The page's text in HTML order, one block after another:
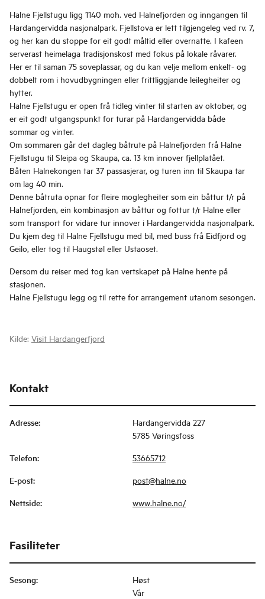
Halne Fjellstugu ligg 1140 moh. ved Halnefjorden og inngangen til
Hardangervidda nasjonalpark. Fjellstova er lett tilgjengeleg ved rv. 7,
og her kan du stoppe for eit godt måltid eller overnatte. I kafeen
serverast heimelaga tradisjonskost med fokus på lokale råvarer.
Her er til saman 75 soveplassar, og du kan velje mellom enkelt- og
dobbelt rom i hovudbygningen eller frittliggjande leilegheiter og
hytter.
Halne Fjellstugu er open frå tidleg vinter til starten av oktober, og
er eit godt utgangspunkt for turar på Hardangervidda både
sommar og vinter.
Om sommaren går det dagleg båtrute på Halnefjorden frå Halne
Fjellstugu til Sleipa og Skaupa, ca. 13 km innover fjellplatået.
Båten Halnekongen tar 37 passasjerar, og turen inn til Skaupa tar
om lag 40 min.
Denne båtruta opnar for fleire moglegheiter som ein båttur t/r på
Halnefjorden, ein kombinasjon av båttur og fottur t/r Halne eller
som transport for vidare tur innover i Hardangervidda nasjonalpark.
Du kjem deg til Halne Fjellstugu med bil, med buss frå Eidfjord og
Geilo, eller tog til Haugstøl eller Ustaoset.
Dersom du reiser med tog kan vertskapet på Halne hente på
stasjonen.
Halne Fjellstugu legg og til rette for arrangement utanom sesongen.
Kilde: Visit Hardangerfjord
Kontakt
Adresse:
Hardangervidda 227
5785 Vøringsfoss
Telefon: 53665712
E-post: post@halne.no
Nettside: www.halne.no/
Fasiliteter
Sesong:
Høst
Vår